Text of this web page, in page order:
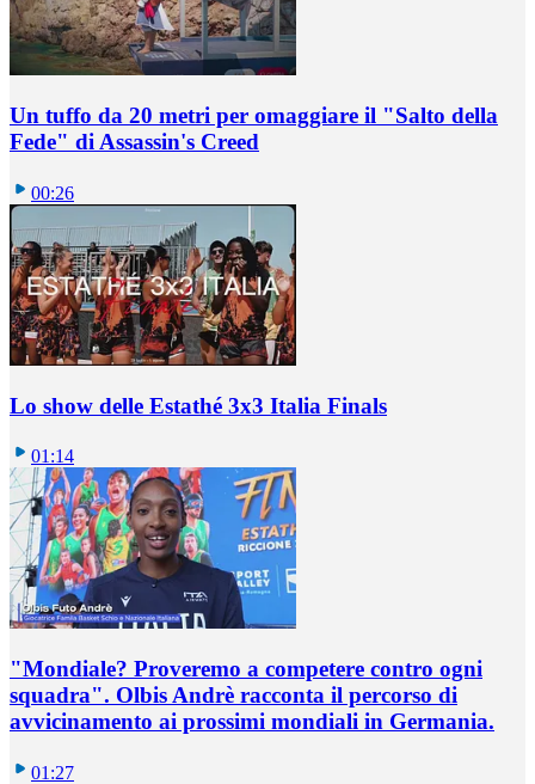
Un tuffo da 20 metri per omaggiare il "Salto della
Fede" di Assassin's Creed
00:26
Lo show delle Estathé 3x3 Italia Finals
01:14
"Mondiale? Proveremo a competere contro ogni
squadra". Olbis Andrè racconta il percorso di
avvicinamento ai prossimi mondiali in Germania.
01:27